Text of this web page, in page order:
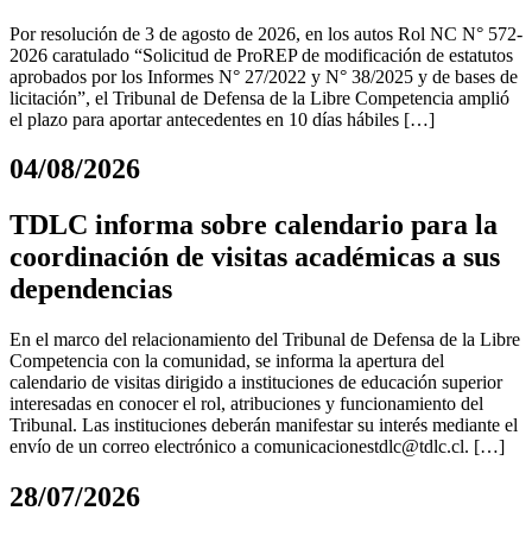
Por resolución de 3 de agosto de 2026, en los autos Rol NC N° 572-
2026 caratulado “Solicitud de ProREP de modificación de estatutos
aprobados por los Informes N° 27/2022 y N° 38/2025 y de bases de
licitación”, el Tribunal de Defensa de la Libre Competencia amplió
el plazo para aportar antecedentes en 10 días hábiles […]
04/08/2026
TDLC informa sobre calendario para la
coordinación de visitas académicas a sus
dependencias
En el marco del relacionamiento del Tribunal de Defensa de la Libre
Competencia con la comunidad, se informa la apertura del
calendario de visitas dirigido a instituciones de educación superior
interesadas en conocer el rol, atribuciones y funcionamiento del
Tribunal. Las instituciones deberán manifestar su interés mediante el
envío de un correo electrónico a comunicacionestdlc@tdlc.cl. […]
28/07/2026